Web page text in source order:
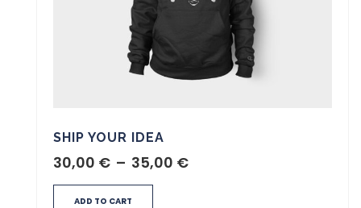
SHIP YOUR IDEA
30,00 € – 35,00 €
ADD TO CART